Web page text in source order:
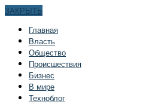
ЗАКРЫТЬ
Главная
Bласть
Общество
Происшествия
Бизнес
В мире
Техноблог